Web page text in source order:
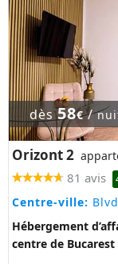
dès58€/
Orizont 2
81 avis
Centre-ville:
Hébergement
centre de Bucarest